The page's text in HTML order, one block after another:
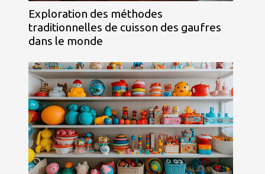
Exploration des méthodes
traditionnelles de cuisson des gaufres
dans le monde